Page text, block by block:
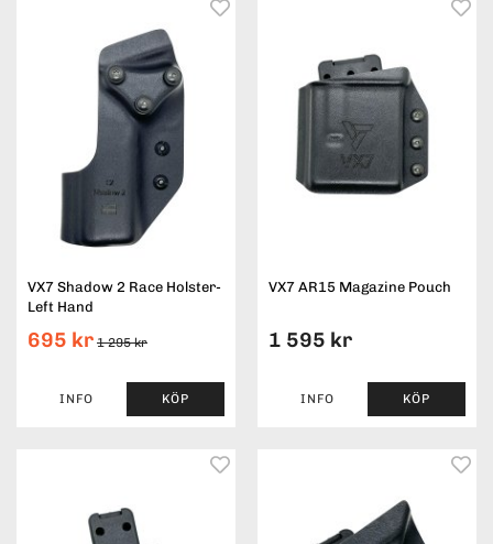
VX7 Shadow 2 Race Holster-
Left Hand
695 kr 1 295 kr
INFO KÖP
VX7 AR15 Magazine Pouch
1 595 kr
INFO KÖP